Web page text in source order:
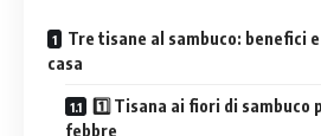
Tre tisane al sambuco: benefici
casa
1️⃣ Tisana ai fiori di sambuco
febbre